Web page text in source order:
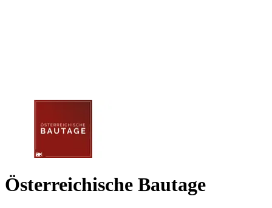
Österreichische Bautage